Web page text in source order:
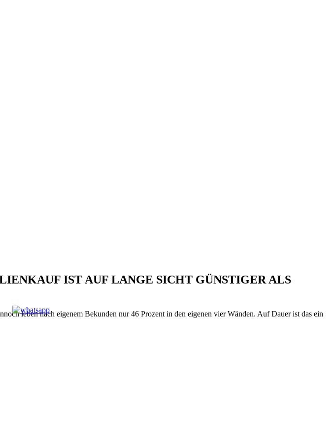
IST AUF LANGE SICHT GÜNSTIGER ALS
leben nach eigenem Bekunden nur 46 Prozent in den eigenen vier Wänden. Auf Dauer ist das ein